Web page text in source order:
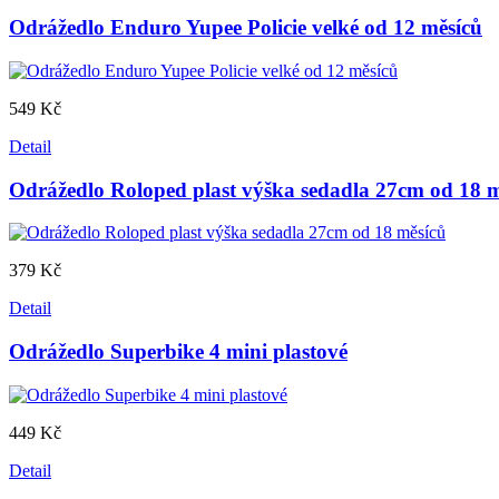
Odrážedlo Enduro Yupee Policie velké od 12 měsíců
549 Kč
Detail
Odrážedlo Roloped plast výška sedadla 27cm od 18
379 Kč
Detail
Odrážedlo Superbike 4 mini plastové
449 Kč
Detail